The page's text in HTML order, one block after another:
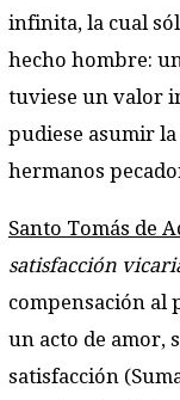
infinita, la cual
hecho hombre:
tuviese un valor
pudiese asumir
hermanos
Santo Tomás de
satisfacción
compensación al
un acto de amor,
satisfacción